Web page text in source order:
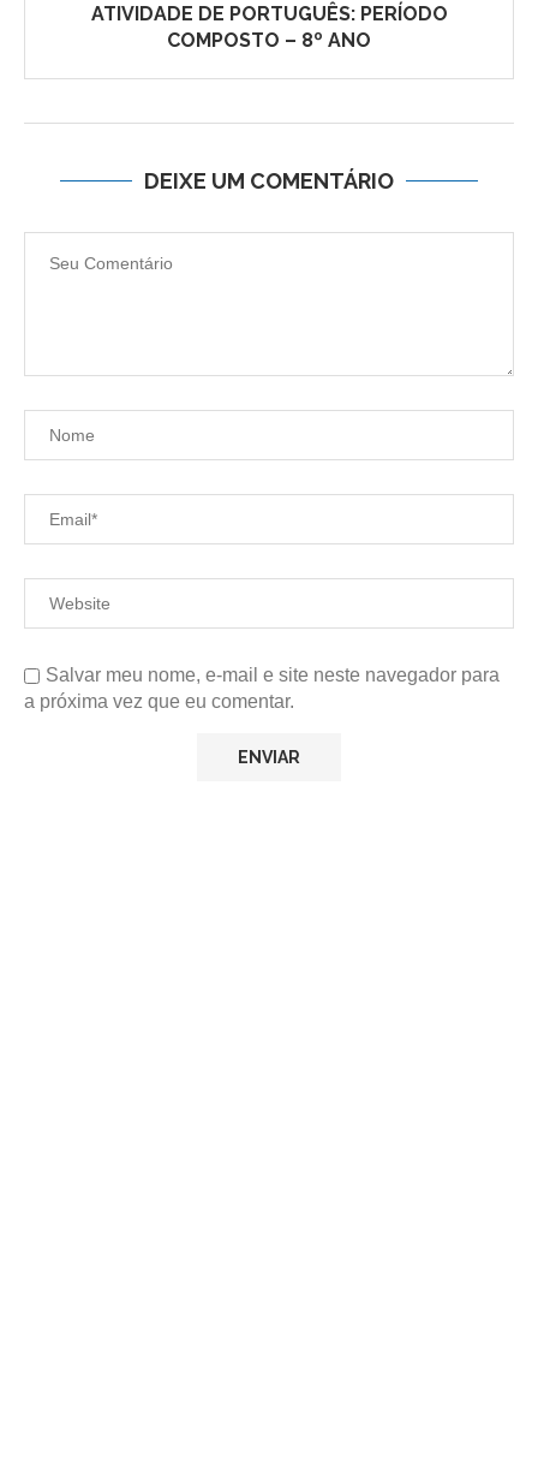
ATIVIDADE DE PORTUGUÊS: PERÍODO
COMPOSTO – 8º ANO
DEIXE UM COMENTÁRIO
Salvar meu nome, e-mail e site neste navegador para
a próxima vez que eu comentar.